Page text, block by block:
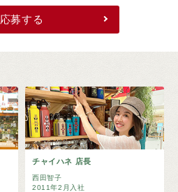
応募する
チャイハネ 店長
西田智子
2011年2月入社